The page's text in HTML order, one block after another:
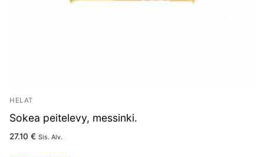
HELAT
Sokea peitelevy, messinki.
27.10 € Sis. Alv.